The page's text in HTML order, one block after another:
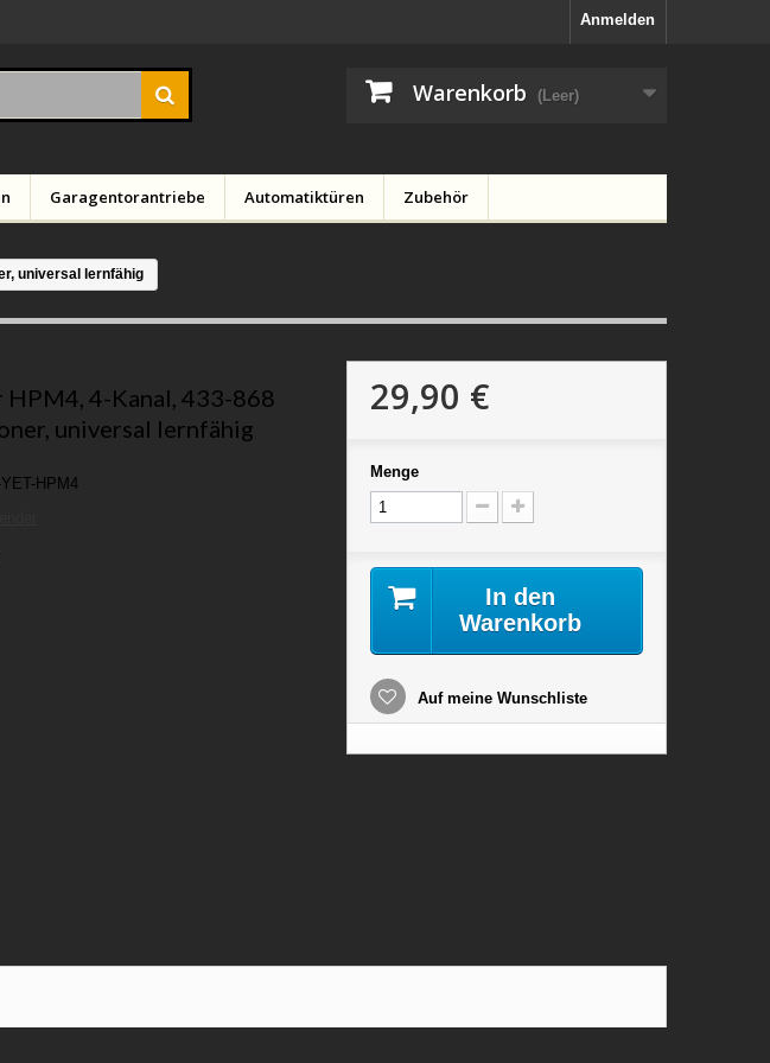
Anmelden
Warenkorb (Leer)
Garagentorantriebe Automatiktüren Zubehör
universal lernfähig
HPM4, 4-Kanal, 433-868
universal lernfähig
HPM4
29,90 €
Menge
In den
Warenkorb
Auf meine Wunschliste